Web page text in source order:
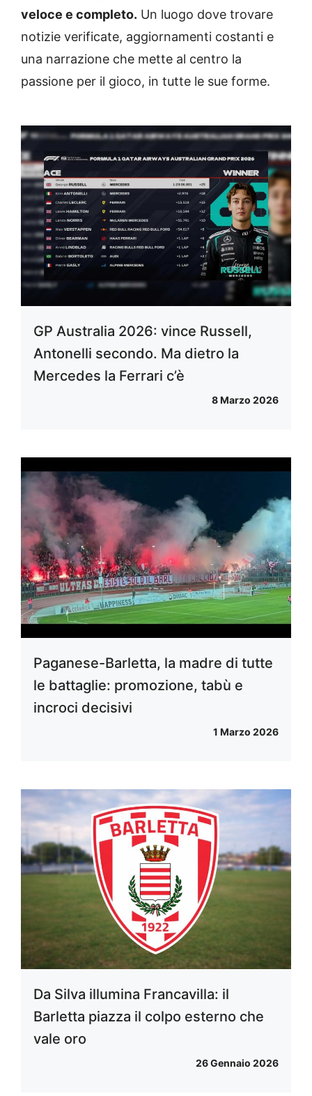
veloce e completo. Un luogo dove trovare
notizie verificate, aggiornamenti costanti e
una narrazione che mette al centro la
passione per il gioco, in tutte le sue forme.
GP Australia 2026: vince Russell,
Antonelli secondo. Ma dietro la
Mercedes la Ferrari c’è
8 Marzo 2026
Paganese-Barletta, la madre di tutte
le battaglie: promozione, tabù e
incroci decisivi
1 Marzo 2026
Da Silva illumina Francavilla: il
Barletta piazza il colpo esterno che
vale oro
26 Gennaio 2026